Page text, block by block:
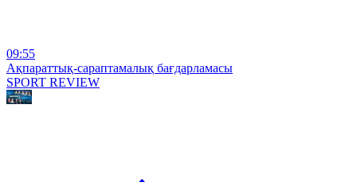
09:55
Ақпараттық-сараптамалық бағдарламасы
SPORT REVIEW